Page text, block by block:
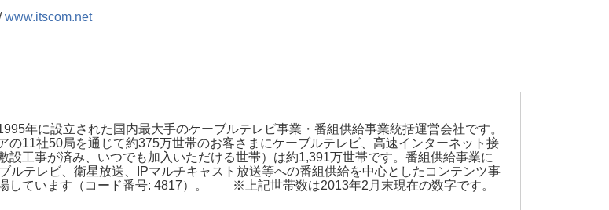
www.itscom.net
年に設立された国内最大手のケーブルテレビ事業・番組供給事業統括運営会社です。
11社50局を通じて約375万世帯のお客さまにケーブルテレビ、高速インターネット接
工事が済み、いつでも加入いただける世帯）は約1,391万世帯です。番組供給事業に
ルテレビ、衛星放送、IPマルチキャスト放送等への番組供給を中心としたコンテンツ事
しています（コード番号: 4817）。 ※上記世帯数は2013年2月末現在の数字です。